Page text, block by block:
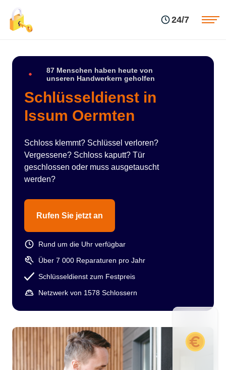
24/7
87 Menschen haben heute von
unseren Handwerkern geholfen
Schlüsseldienst in
Issum Oermten
Schloss klemmt? Schlüssel verloren?
Vergessene? Schloss kaputt? Tür
geschlossen oder muss ausgetauscht
werden?
Rufen Sie jetzt an
Rund um die Uhr verfügbar
Über 7 000 Reparaturen pro Jahr
Schlüsseldienst zum Festpreis
Netzwerk von 1578 Schlossern